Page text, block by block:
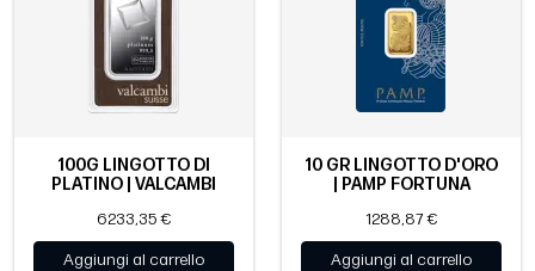
100G LINGOTTO DI
PLATINO | VALCAMBI
6233,35 €
Aggiungi al carrello
10 GR LINGOTTO D'ORO
| PAMP FORTUNA
1288,87 €
Aggiungi al carrello